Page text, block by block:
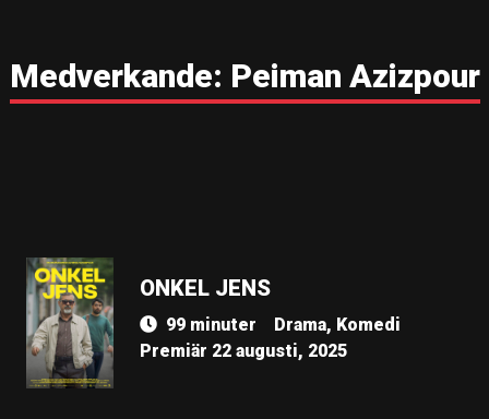
Medverkande: Peiman Azizpour
ONKEL JENS
99 minuter
Drama, Komedi
Premiär 22 augusti, 2025